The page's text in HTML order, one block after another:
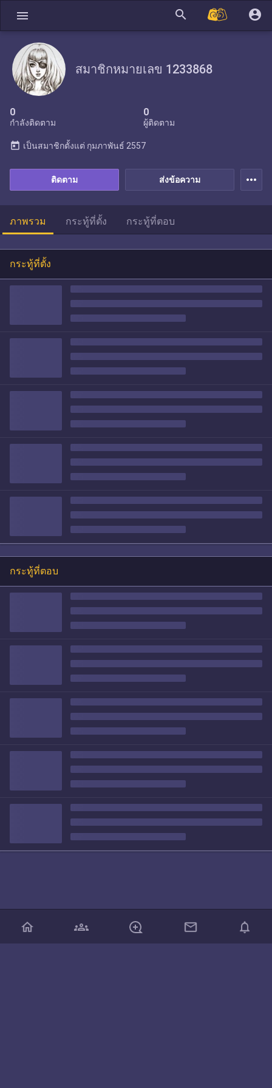
menu search account_circle
สมาชิกหมายเลข 1233868
0
กำลังติดตาม
0
ผู้ติดตาม
ส่งข้อความ
ติดตาม
today เป็นสมาชิกตั้งแต่ กุมภาพันธ์ 2557
more_horiz
ภาพรวม กระทู้ที่ตั้ง กระทู้ที่ตอบ
กระทู้ที่ตั้ง
กระทู้ที่ตอบ